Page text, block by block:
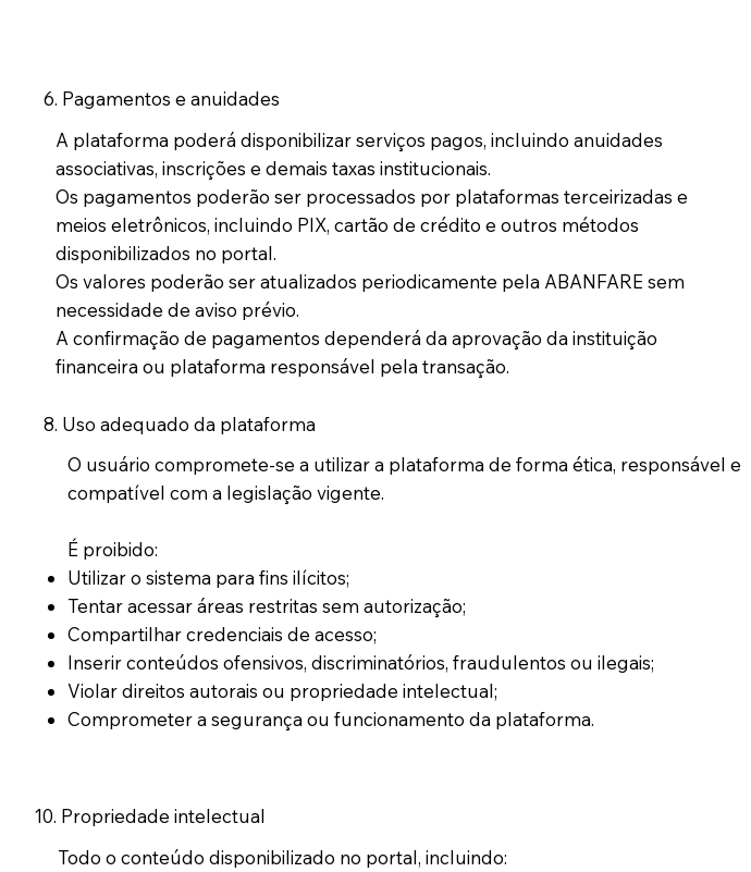
6. Pagamentos e anuidades
A plataforma poderá disponibilizar serviços pagos, incluindo anuidades
associativas, inscrições e demais taxas institucionais.
Os pagamentos poderão ser processados por plataformas terceirizadas e
meios eletrônicos, incluindo PIX, cartão de crédito e outros métodos
disponibilizados no portal.
Os valores poderão ser atualizados periodicamente pela ABANFARE sem
necessidade de aviso prévio.
A confirmação de pagamentos dependerá da aprovação da instituição
financeira ou plataforma responsável pela transação.
8. Uso adequado da plataforma
O usuário compromete-se a utilizar a plataforma de forma ética, responsável e
compatível com a legislação vigente.
É proibido:
Utilizar o sistema para fins ilícitos;
Tentar acessar áreas restritas sem autorização;
Compartilhar credenciais de acesso;
Inserir conteúdos ofensivos, discriminatórios, fraudulentos ou ilegais;
Violar direitos autorais ou propriedade intelectual;
Comprometer a segurança ou funcionamento da plataforma.
10. Propriedade intelectual
Todo o conteúdo disponibilizado no portal, incluindo: